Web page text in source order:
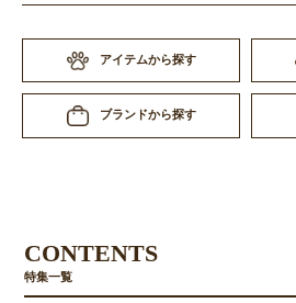
アイテムから探す
ブランドから探す
CONTENTS
特集一覧